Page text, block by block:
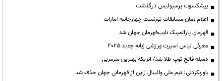
پیشکسوت پرسپولیس درگذشت
اعلام زمان مسابقات تورنمنت چهارجانبه امارات
قهرمان پارالمپیک نایب‌قهرمان جهان شد
معرفی لباس اسپرت ورزشی زنانه جدید 2025
دمبله فاتح توپ طلا شد/ انریکه بهترین سرمربی
باورنکردنی: تیم ملی والیبال ژاپن از قهرمانی جهان حذف شد